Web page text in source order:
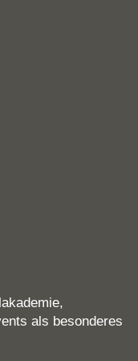
als besonderes